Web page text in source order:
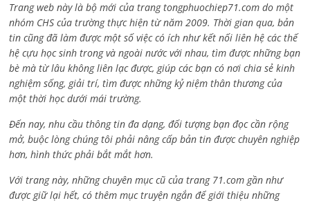
Trang web này là bộ mới của trang tongphuochiep71.com do một
nhóm CHS của trường thực hiện từ năm 2009. Thời gian qua, bản
tin cũng đã làm được một số việc có ích như kết nối liên hệ các thế
hệ cựu học sinh trong và ngoài nước với nhau, tìm được những bạn
bè mà từ lâu không liên lạc được, giúp các bạn có nơi chia sẻ kinh
nghiệm sống, giải trí, tìm được những kỷ niệm thân thương của
một thời học dưới mái trường.
Đến nay, nhu cầu thông tin đa dạng, đối tượng bạn đọc cần rộng
mở, buộc lòng chúng tôi phải nâng cấp bản tin được chuyên nghiệp
hơn, hình thức phải bắt mắt hơn.
Với trang này, những chuyên mục cũ của trang 71.com gần như
được giữ lại hết, có thêm mục truyện ngắn để giới thiệu những